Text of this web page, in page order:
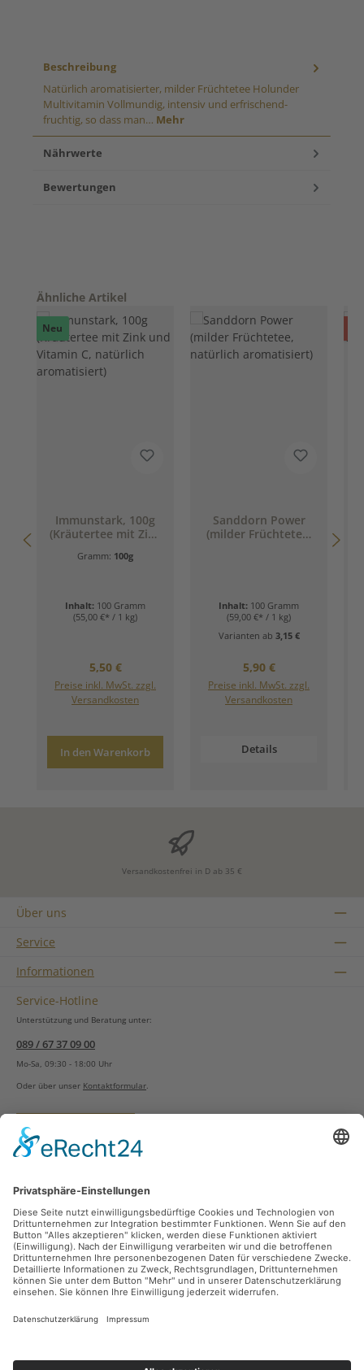
Beschreibung
Natürlich aromatisierter, milder Früchtetee Holunder
Multivitamin Vollmundig, intensiv und erfrischend-
fruchtig, so dass man… Mehr
Nährwerte
Bewertungen
Produktgalerie überspringen
Ähnliche Artikel
Neu
Immunstark, 100g
(Kräutertee mit Zink
natürlich
Gramm: 100g
Inhalt: 100 Gramm
(55,00 €* / 1 kg)
Regulärer Preis:
5,50 €
Preise inkl. MwSt. zzgl.
Versandkosten
In den Warenkorb
Sanddorn Power
(milder Früchtetee,
Inhalt: 100 Gramm
(59,00 €* / 1 kg)
Varianten ab 3,15 €
Regulärer Preis:
5,90 €
Preise inkl. MwSt. zzgl.
Versandkosten
Details
Versandkostenfrei in D ab 35 €
Über uns
Service
Informationen
Service-Hotline
Unterstützung und Beratung unter:
089 / 67 37 09 00
Mo-Sa, 09:30 - 18:00 Uhr
Oder über unser Kontaktformular.
Vertrag widerrufen
Zahlungsarten
Sicher Einkaufen
Ladengeschäft
Newsletter